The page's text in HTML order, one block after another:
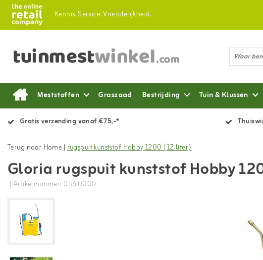
Kennis.Service.Vriendelijkheid.
Meststoffen Graszaad Bestrijding Tuin & Klussen
Gratis verzending vanaf €75,-*
Terug naar Home |rugspuit kunststof Hobby 1200 (12 liter)
Gloria rugspuit kunststof Hobby
| Artikelnummer: 056.0000